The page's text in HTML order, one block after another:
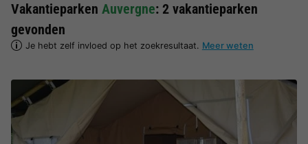
Vakantieparken Auvergne: 2 vakantieparken
gevonden
Je hebt zelf invloed op het zoekresultaat. Meer weten